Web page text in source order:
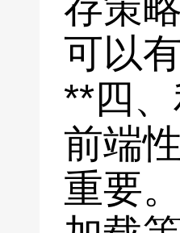
可以
**四
前端
重要